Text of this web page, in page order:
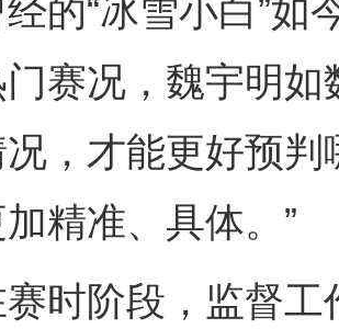
的“冰雪小白”如
门赛况，魏宇明
，才能更好预
精准、具体。”
阶段，监督工